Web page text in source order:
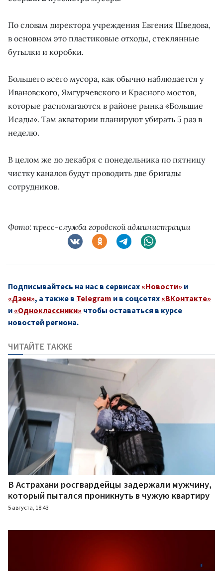
По словам директора учреждения Евгения Шведова,
в основном это пластиковые отходы, стеклянные
бутылки и коробки.
Большего всего мусора, как обычно наблюдается у
Ивановского, Ямгурчевского и Красного мостов,
которые располагаются в районе рынка «Большие
Исады». Там акватории планируют убирать 5 раз в
неделю.
В целом же до декабря с понедельника по пятницу
чистку каналов будут проводить две бригады
сотрудников.
Фото: пресс-служба городской администрации
Подписывайтесь на нас в сервисах «Новости» и
«Дзен», а также в Telegram и в соцсетях «ВКонтакте»
и «Одноклассники» чтобы оставаться в курсе
новостей региона.
ЧИТАЙТЕ ТАКЖЕ
В Астрахани росгвардейцы задержали мужчину,
который пытался проникнуть в чужую квартиру
5 августа, 18:43